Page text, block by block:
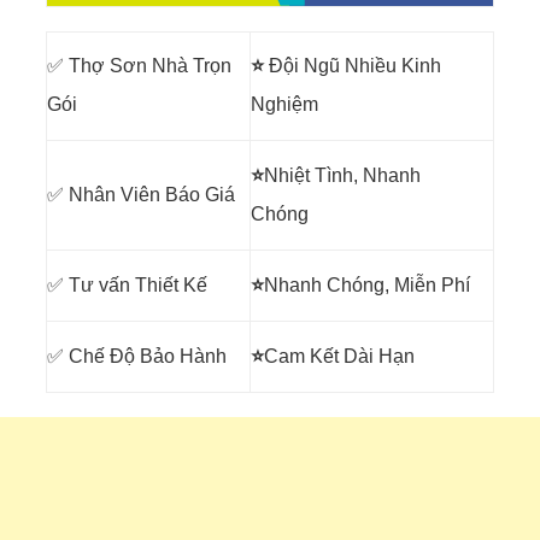
✅ Thợ Sơn Nhà Trọn
Gói
⭐Đội Ngũ Nhiều Kinh
Nghiệm
✅ Nhân Viên Báo Giá
⭐Nhiệt Tình, Nhanh
Chóng
✅ Tư vấn Thiết Kế ⭐Nhanh Chóng, Miễn Phí
✅ Chế Độ Bảo Hành ⭐Cam Kết Dài Hạn